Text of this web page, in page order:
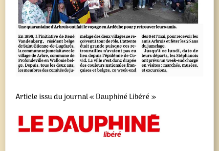
Article issu du journal « Dauphiné Libéré »